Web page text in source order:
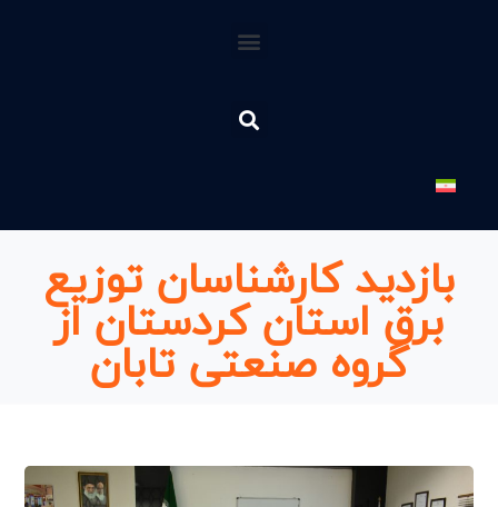
بازدید کارشناسان توزیع
برق استان کردستان از
گروه صنعتی تابان